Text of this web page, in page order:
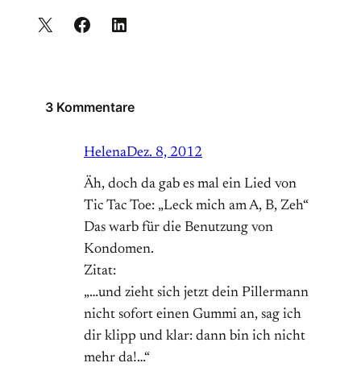
3 Kommentare
HelenaDez. 8, 2012
Äh, doch da gab es mal ein Lied von
Tic Tac Toe: „Leck mich am A, B, Zeh“
Das warb für die Benutzung von
Kondomen.
Zitat:
„…und zieht sich jetzt dein Pillermann
nicht sofort einen Gummi an, sag ich
dir klipp und klar: dann bin ich nicht
mehr da!…“